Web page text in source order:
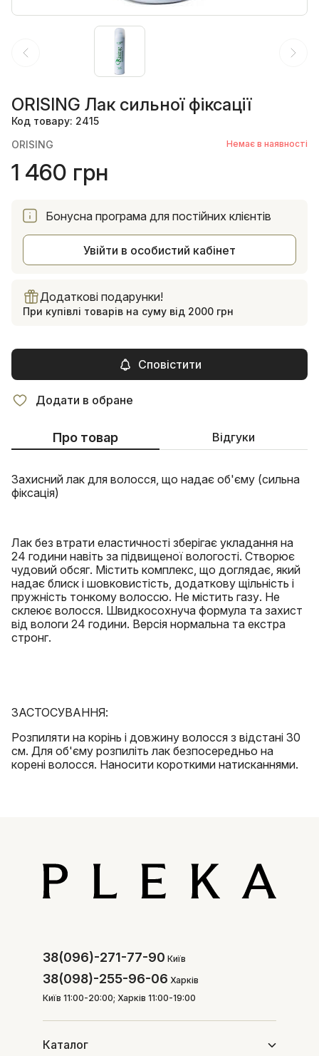
ORISING Лак сильної фіксації
Код товару: 2415
ORISING
Немає в наявності
1 460 грн
Бонусна програма для постійних клієнтів
Увійти в особистий кабінет
Додаткові подарунки!
При купівлі товарів на суму від 2000 грн
Сповістити
Додати в обране
Про товар Відгуки
Захисний лак для волосся, що надає об'єму (сильна
фіксація)
Лак без втрати еластичності зберігає укладання на
24 години навіть за підвищеної вологості. Створює
чудовий обсяг. Містить комплекс, що доглядає, який
надає блиск і шовковистість, додаткову щільність і
пружність тонкому волоссю. Не містить газу. Не
склеює волосся. Швидкосохнуча формула та захист
від вологи 24 години. Версія нормальна та екстра
стронг.
ЗАСТОСУВАННЯ:
Розпиляти на корінь і довжину волосся з відстані 30
см. Для об'єму розпиліть лак безпосередньо на
корені волосся. Наносити короткими натисканнями.
38(096)-271-77-90 Київ
38(098)-255-96-06 Харків
Київ 11:00-20:00; Харків 11:00-19:00
Каталог